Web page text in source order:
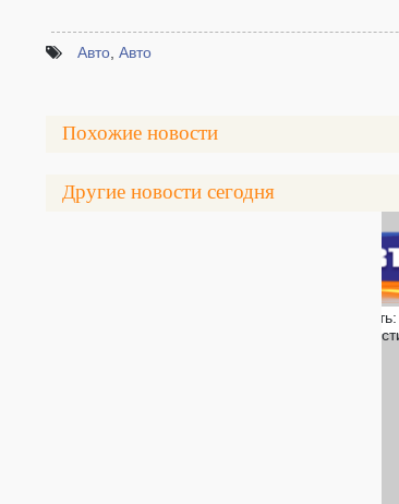
Авто Авто
Похожие новости
Другие новости сегодня